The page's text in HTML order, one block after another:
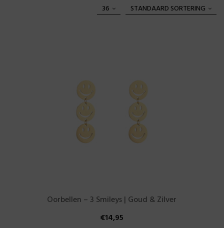
STANDAARD SORTERING
36
Oorbellen – 3 Smileys | Goud & Zilver
€14,95